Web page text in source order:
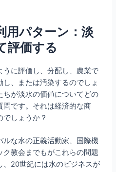
用パターン：淡
評価する
に評価し、分配し、農業で
、または汚染するのでしょ
ちが淡水の価値についてどの
問です。それは経済的な商
しょうか？
ルな水の正義活動家、国際機
教会までもがこれらの問題
、20世紀には水のビジネスが